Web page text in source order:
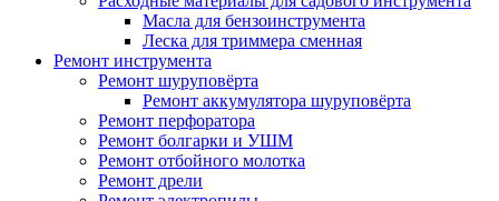
Масла для бензоинструмента
Леска для триммера сменная
Ремонт инструмента
Ремонт шуруповёрта
Ремонт аккумулятора шуруповёрта
Ремонт перфоратора
Ремонт болгарки и УШМ
Ремонт отбойного молотка
Ремонт дрели